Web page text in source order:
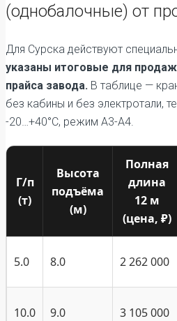
(однобалочные) от
Для Сурска действуют
указаны итоговые для
прайса завода. В таблице —
без кабины и без электротали,
-20…+40°C, режим А3-А4.
Г/п
(т)
Высота
подъёма
(м)
Полная
длина
12 м
(цена, ₽)
5.0 8.0 2 262 000
10.0 9.0 3 105 000